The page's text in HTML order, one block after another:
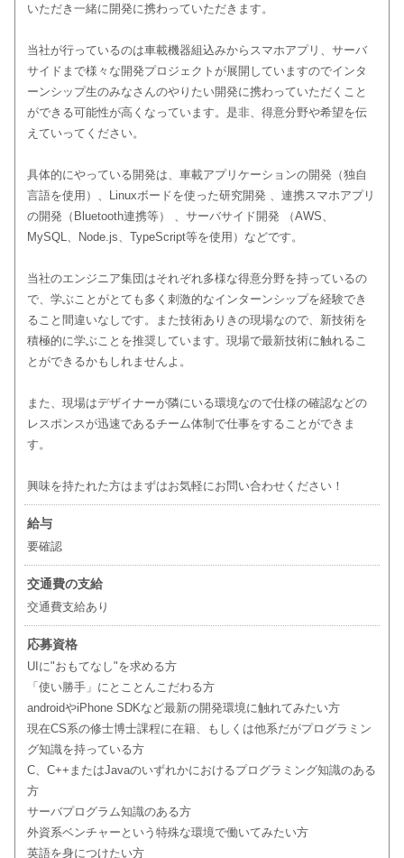
いただき一緒に開発に携わっていただきます。
当社が行っているのは車載機器組込みからスマホアプリ、サーバ
サイドまで様々な開発プロジェクトが展開していますのでインタ
ーンシップ生のみなさんのやりたい開発に携わっていただくこと
ができる可能性が高くなっています。是非、得意分野や希望を伝
えていってください。
具体的にやっている開発は、車載アプリケーションの開発（独自
言語を使用）、Linuxボードを使った研究開発 、連携スマホアプリ
の開発（Bluetooth連携等） 、サーバサイド開発 （AWS、
MySQL、Node.js、TypeScript等を使用）などです。
当社のエンジニア集団はそれぞれ多様な得意分野を持っているの
で、学ぶことがとても多く刺激的なインターンシップを経験でき
ること間違いなしです。また技術ありきの現場なので、新技術を
積極的に学ぶことを推奨しています。現場で最新技術に触れるこ
とができるかもしれませんよ。
また、現場はデザイナーが隣にいる環境なので仕様の確認などの
レスポンスが迅速であるチーム体制で仕事をすることができま
す。
興味を持たれた方はまずはお気軽にお問い合わせください！
給与
要確認
交通費の支給
交通費支給あり
応募資格
UIに"おもてなし"を求める方
「使い勝手」にとことんこだわる方
androidやiPhone SDKなど最新の開発環境に触れてみたい方
現在CS系の修士博士課程に在籍、もしくは他系だがプログラミン
グ知識を持っている方
C、C++またはJavaのいずれかにおけるプログラミング知識のある
方
サーバプログラム知識のある方
外資系ベンチャーという特殊な環境で働いてみたい方
英語を身につけたい方